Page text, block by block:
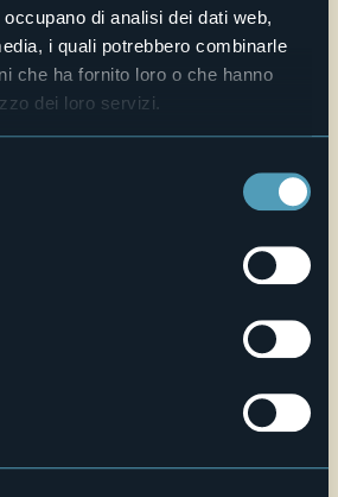
di analisi dei dati web,
i quali potrebbero combinarle
che ha fornito loro o che hanno
dei loro servizi.
25,2°